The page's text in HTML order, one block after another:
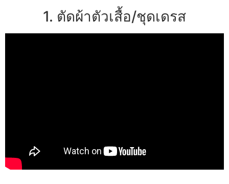
1. ตัดผ้าตัวเสื้อ/ชุดเดรส